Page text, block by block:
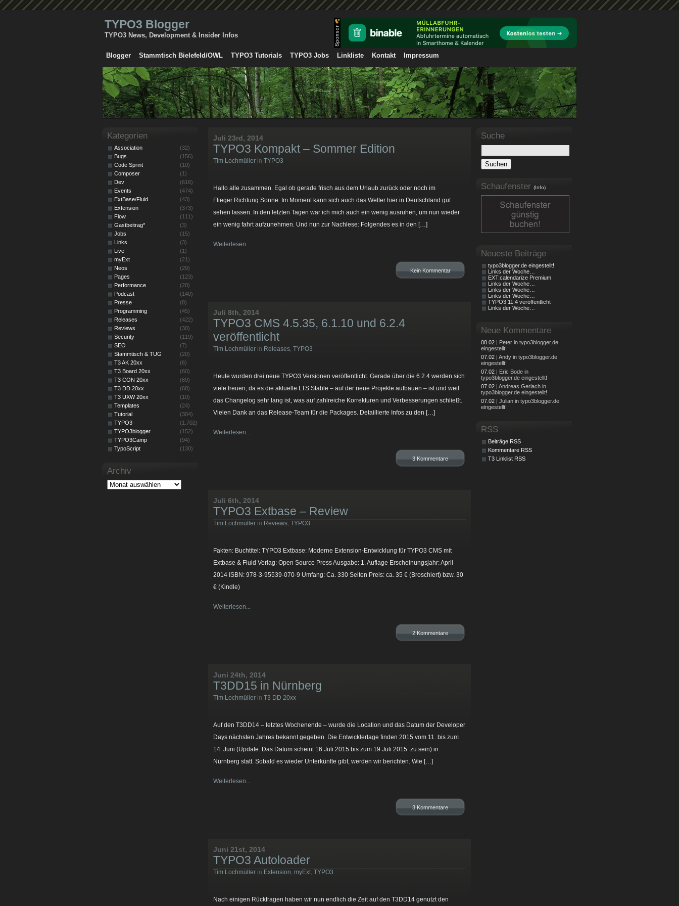
TYPO3 Blogger
TYPO3 News, Development & Insider Infos
Blogger Stammtisch Bielefeld/OWL TYPO3 Tutorials TYPO3 Jobs Linkliste Kontakt Impressum
Juli 23rd, 2014
TYPO3 Kompakt – Sommer Edition
Tim Lochmüller in TYPO3
Hallo alle zusammen. Egal ob gerade frisch aus dem Urlaub zurück oder noch im
Flieger Richtung Sonne. Im Moment kann sich auch das Wetter hier in Deutschland gut
sehen lassen. In den letzten Tagen war ich mich auch ein wenig ausruhen, um nun wieder
ein wenig fahrt aufzunehmen. Und nun zur Nachlese: Folgendes es in den […]
Weiterlesen...
Kein Kommentar
Juli 8th, 2014
TYPO3 CMS 4.5.35, 6.1.10 und 6.2.4
veröffentlicht
Tim Lochmüller in Releases, TYPO3
Heute wurden drei neue TYPO3 Versionen veröffentlicht. Gerade über die 6.2.4 werden sich
viele freuen, da es die aktuelle LTS Stable – auf der neue Projekte aufbauen – ist und weil
das Changelog sehr lang ist, was auf zahlreiche Korrekturen und Verbesserungen schließt.
Vielen Dank an das Release-Team für die Packages. Detaillierte Infos zu den […]
Weiterlesen...
3 Kommentare
Juli 6th, 2014
TYPO3 Extbase – Review
Tim Lochmüller in Reviews, TYPO3
Fakten: Buchtitel: TYPO3 Extbase: Moderne Extension-Entwicklung für TYPO3 CMS mit
Extbase & Fluid Verlag: Open Source Press Ausgabe: 1. Auflage Erscheinungsjahr: April
2014 ISBN: 978-3-95539-070-9 Umfang: Ca. 330 Seiten Preis: ca. 35 € (Broschiert) bzw. 30
€ (Kindle)
Weiterlesen...
2 Kommentare
Juni 24th, 2014
T3DD15 in Nürnberg
Tim Lochmüller in T3 DD 20xx
Auf den T3DD14 – letztes Wochenende – wurde die Location und das Datum der Developer
Days nächsten Jahres bekannt gegeben. Die Entwicklertage finden 2015 vom 11. bis zum
14. Juni (Update: Das Datum scheint 16 Juli 2015 bis zum 19 Juli 2015 zu sein) in
Nürnberg statt. Sobald es wieder Unterkünfte gibt, werden wir berichten. Wie […]
Weiterlesen...
3 Kommentare
Juni 21st, 2014
TYPO3 Autoloader
Tim Lochmüller in Extension, myExt, TYPO3
Nach einigen Rückfragen haben wir nun endlich die Zeit auf den T3DD14 genutzt den
Suche
Schaufenster (Info)
Neueste Beiträge
typo3blogger.de eingestellt!
Links der Woche…
EXT:calendarize Premium
Links der Woche…
Links der Woche…
Links der Woche…
TYPO3 11.4 veröffentlicht
Links der Woche…
Neue Kommentare
08.02 | Peter in typo3blogger.de
eingestellt!
07.02 | Andy in typo3blogger.de
eingestellt!
07.02 | Eric Bode in
typo3blogger.de eingestellt!
07.02 | Andreas Gerlach in
typo3blogger.de eingestellt!
07.02 | Julian in typo3blogger.de
eingestellt!
RSS
Beiträge RSS
Kommentare RSS
T3 Linklist RSS
Kategorien
Association
(32)
Bugs
(156)
Code Sprint
(10)
Composer
(1)
Dev
(616)
Events
(474)
ExtBase/Fluid
(43)
Extension
(373)
Flow
(111)
Gastbeitrag*
(3)
Jobs
(15)
Links
(3)
Live
(1)
myExt
(21)
Neos
(29)
Pages
(123)
Performance
(20)
Podcast
(140)
Presse
(8)
Programming
(45)
Releases
(422)
Reviews
(30)
Security
(119)
SEO
(7)
Stammtisch & TUG
(20)
T3 AK 20xx
(6)
T3 Board 20xx
(60)
T3 CON 20xx
(69)
T3 DD 20xx
(68)
T3 UXW 20xx
(10)
Templates
(24)
Tutorial
(304)
TYPO3
(1.702)
TYPO3blogger
(152)
TYPO3Camp
(94)
TypoScript
(130)
Archiv